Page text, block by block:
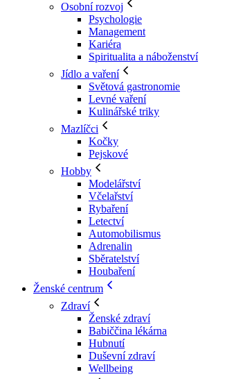
Osobní rozvoj
Psychologie
Management
Kariéra
Spiritualita a náboženství
Jídlo a vaření
Světová gastronomie
Levné vaření
Kulinářské triky
Mazlíčci
Kočky
Pejskové
Hobby
Modelářství
Včelařství
Rybaření
Letectví
Automobilismus
Adrenalin
Sběratelství
Houbaření
Ženské centrum
Zdraví
Ženské zdraví
Babiččina lékárna
Hubnutí
Duševní zdraví
Wellbeing